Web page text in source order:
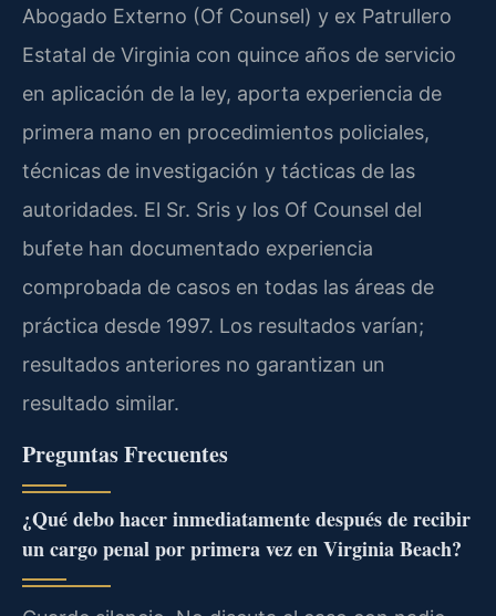
Abogado Externo (Of Counsel) y ex Patrullero
Estatal de Virginia con quince años de servicio
en aplicación de la ley, aporta experiencia de
primera mano en procedimientos policiales,
técnicas de investigación y tácticas de las
autoridades. El Sr. Sris y los Of Counsel del
bufete han documentado experiencia
comprobada de casos en todas las áreas de
práctica desde 1997. Los resultados varían;
resultados anteriores no garantizan un
resultado similar.
Preguntas Frecuentes
¿Qué debo hacer inmediatamente después de recibir
un cargo penal por primera vez en Virginia Beach?